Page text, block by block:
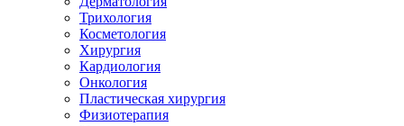
Трихология
Косметология
Хирургия
Кардиология
Онкология
Пластическая хирургия
Физиотерапия